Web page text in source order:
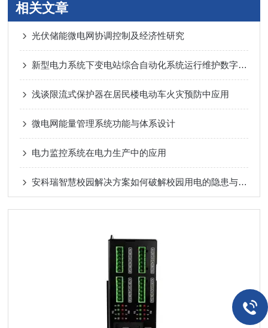
相关文章
光伏储能微电网协调控制及经济性研究
新型电力系统下变电站综合自动化系统运行维护数字化转型路径
浅谈限流式保护器在居民楼电动车火灾预防中应用
微电网能量管理系统功能与体系设计
电力监控系统在电力生产中的应用
安科瑞智慧校园解决方案如何破解校园用电的隐患与痛点？